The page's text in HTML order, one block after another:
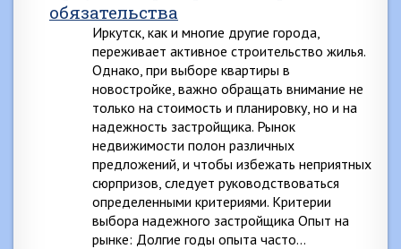
обязательства
Иркутск, как и многие другие города,
переживает активное строительство жилья.
Однако, при выборе квартиры в
новостройке, важно обращать внимание не
только на стоимость и планировку, но и на
надежность застройщика. Рынок
недвижимости полон различных
предложений, и чтобы избежать неприятных
сюрпризов, следует руководствоваться
определенными критериями. Критерии
выбора надежного застройщика Опыт на
рынке: Долгие годы опыта часто…